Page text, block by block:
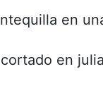
en
en